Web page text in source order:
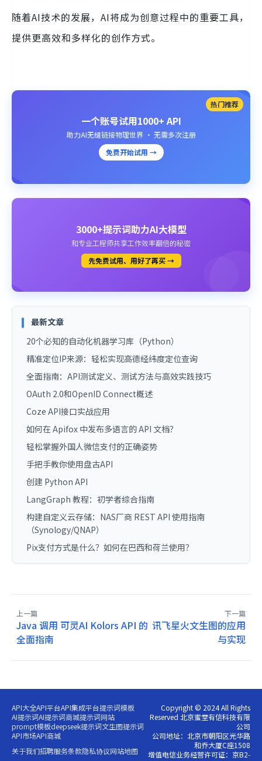
随着AI技术的发展，AI将成为创意过程中的重要工具，
提供更高效和多样化的创作方式。
热门推荐
一个账号试用1000+ API
助力AI无缝链接物理世界 · 无需多次注册
免费开始试用 →
3000+提示词助力AI大模型
和专业工程师共享工作效率翻倍的秘密
先免费试用、用好了再买 →
最新文章
20个必知的自动化机器学习库（Python）
精准定位IP来源：轻松实现高德经纬度定位查询
全面指南：API测试定义、测试方法与高效实践技巧
OAuth 2.0和OpenID Connect概述
Coze API接口实战应用
如何在 Apifox 中发布多语言的 API 文档？
轻松掌握外国人微信支付的正确姿势
手把手教你使用盘古API
创建 Python API
LangGraph 教程：初学者综合指南
构建自定义云存储：NAS厂商 REST API 使用指南
（Synology/QNAP）
Pix支付方式是什么？如何在巴西和荷兰使用？
上一篇
Java 调用 可灵AI Kolors API 的
全面指南
下一篇
讯飞星火文生图的应用
与实现
API大全API平台API集成平台提示词模板
AI提示词AI提示词商城提示词网站
prompt模板deepseek提示词文生图提示词
API市场API商城
关于我们招聘服务条款隐私协议网站地图
Copyright © 2024 All Rights
Reserved 北京蜜堂有信科技有限
公司
公司地址：北京市朝阳区光华路
和乔大厦C座1508
增值电信业务经营许可证：京B2-